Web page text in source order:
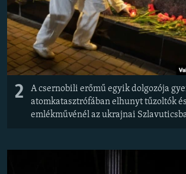
2
A csernobili erőmű egyik dolgozója
atomkatasztrófában elhunyt tűzoltók
emlékművénél az ukrajnai